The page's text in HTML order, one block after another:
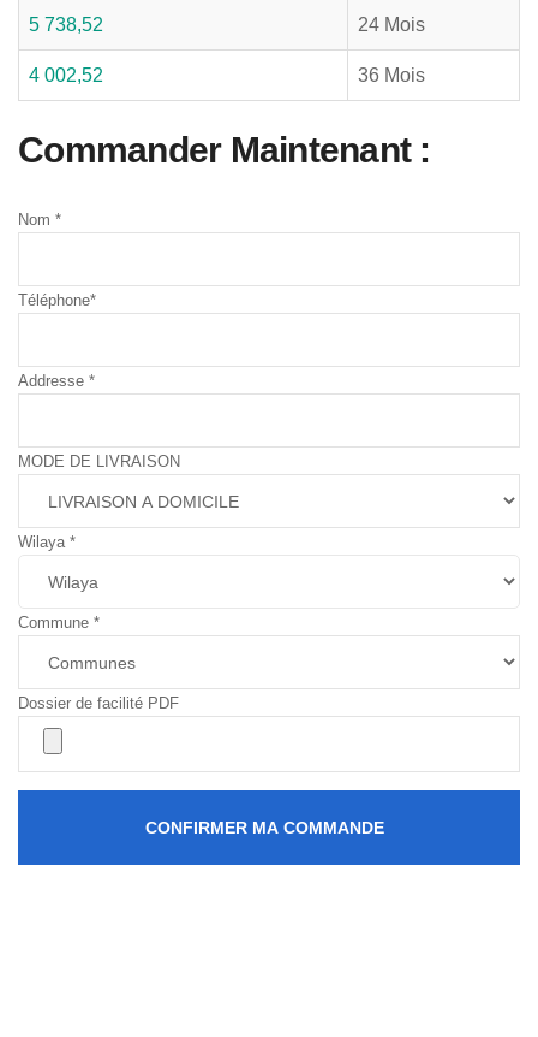
5 738,52 24 Mois
4 002,52 36 Mois
Commander Maintenant :
Nom *
Téléphone*
Addresse *
MODE DE LIVRAISON
Wilaya *
Commune *
Dossier de facilité PDF
CONFIRMER MA COMMANDE